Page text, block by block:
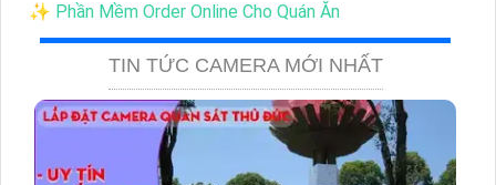
✨ Phần Mềm Order Online Cho Quán Ăn
TIN TỨC CAMERA MỚI NHẤT